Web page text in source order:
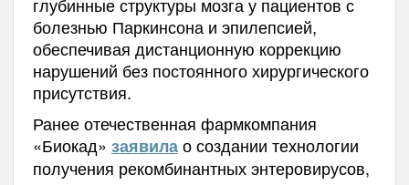
болезнью Паркинсона и эпилепсией,
обеспечивая дистанционную коррекцию
нарушений без постоянного хирургического
присутствия.
Ранее отечественная фармкомпания
«Биокад» заявилао создании технологии
получения рекомбинантных энтеровирусов,